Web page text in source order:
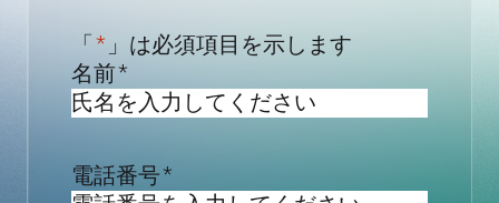
「* 」は必須項目を示します
名前*
電話番号*